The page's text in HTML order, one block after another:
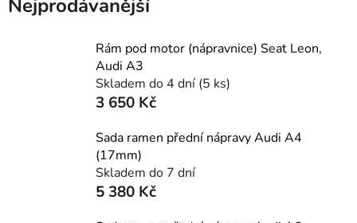
Nejprodávanější
Rám pod motor (nápravnice) Seat Leon,
Audi A3
Skladem do 4 dní (5 ks)
3 650 Kč
Sada ramen přední nápravy Audi A4
(17mm)
Skladem do 7 dní
5 380 Kč